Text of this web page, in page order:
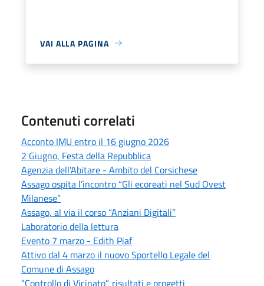
VAI ALLA PAGINA
Contenuti correlati
Acconto IMU entro il 16 giugno 2026
2 Giugno, Festa della Repubblica
Agenzia dell'Abitare - Ambito del Corsichese
Assago ospita l’incontro “Gli ecoreati nel Sud Ovest
Milanese”
Assago, al via il corso “Anziani Digitali”
Laboratorio della lettura
Evento 7 marzo - Edith Piaf
Attivo dal 4 marzo il nuovo Sportello Legale del
Comune di Assago
“Controllo di Vicinato”, risultati e progetti